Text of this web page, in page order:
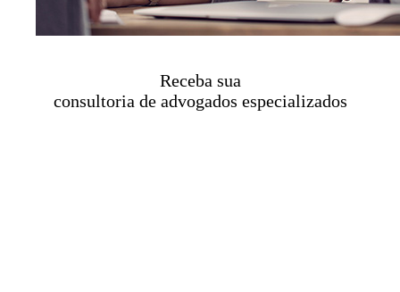
Receba sua
consultoria de advogados especializados